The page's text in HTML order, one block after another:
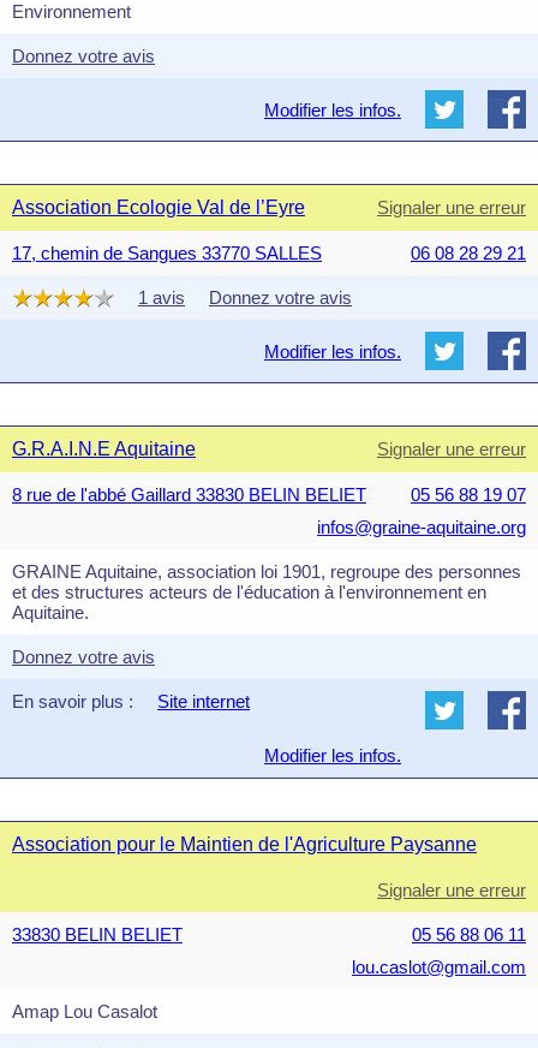
Environnement
Donnez votre avis
Modifier les infos.
Association Ecologie Val de l’Eyre Signaler une erreur
17, chemin de Sangues 33770 SALLES 06 08 28 29 21
1 avis Donnez votre avis
Modifier les infos.
G.R.A.I.N.E Aquitaine Signaler une erreur
8 rue de l'abbé Gaillard 33830 BELIN BELIET
05 56 88 19 07
infos@graine-aquitaine.org
GRAINE Aquitaine, association loi 1901, regroupe des personnes
et des structures acteurs de l'éducation à l'environnement en
Aquitaine.
Donnez votre avis
En savoir plus : Site internet
Modifier les infos.
Association pour le Maintien de l'Agriculture Paysanne
Signaler une erreur
33830 BELIN BELIET
05 56 88 06 11
lou.caslot@gmail.com
Amap Lou Casalot